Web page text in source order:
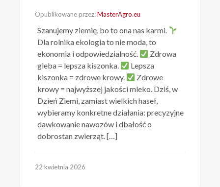
Opublikowane przez:MasterAgro.eu
Szanujemy ziemię, bo to ona nas karmi.
Dla rolnika ekologia to nie moda, to
ekonomia i odpowiedzialność.
Zdrowa
gleba = lepsza kiszonka.
Lepsza
kiszonka = zdrowe krowy.
Zdrowe
krowy = najwyższej jakości mleko. Dziś, w
Dzień Ziemi, zamiast wielkich haseł,
wybieramy konkretne działania: precyzyjne
dawkowanie nawozów i dbałość o
dobrostan zwierząt. […]
22 kwietnia 2026